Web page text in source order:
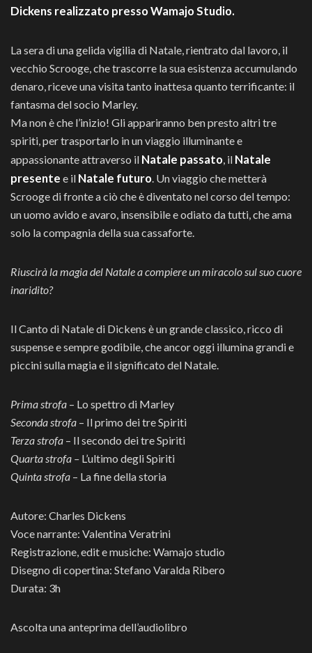
Dickens realizzato presso Wamajo Studio.
La sera di una gelida vigilia di Natale, rientrato dal lavoro, il
vecchio Scrooge, che trascorre la sua esistenza accumulando
denaro, riceve una visita tanto inattesa quanto terrificante: il
fantasma del socio Marley.
Ma non è che l’inizio! Gli appariranno ben presto altri tre
spiriti, per trasportarlo in un viaggio illuminante e
appassionante attraverso il Natale passato, il Natale
presente e il Natale futuro. Un viaggio che metterà
Scrooge di fronte a ciò che è diventato nel corso del tempo:
un uomo avido e avaro, insensibile e odiato da tutti, che ama
solo la compagnia della sua cassaforte.
Riuscirà la magia del Natale a compiere un miracolo sul suo cuore
inaridito?
Il Canto di Natale di Dickens è un grande classico, ricco di
suspense e sempre godibile, che ancor oggi illumina grandi e
piccini sulla magia e il significato del Natale.
Prima strofa – Lo spettro di Marley
Seconda strofa – Il primo dei tre Spiriti
Terza strofa – Il secondo dei tre Spiriti
Quarta strofa – L’ultimo degli Spiriti
Quinta strofa – La fine della storia
Autore: Charles Dickens
Voce narrante: Valentina Veratrini
Registrazione, edit e musiche: Wamajo studio
Disegno di copertina: Stefano Varalda Ribero
Durata: 3h
Ascolta una anteprima dell’audiolibro